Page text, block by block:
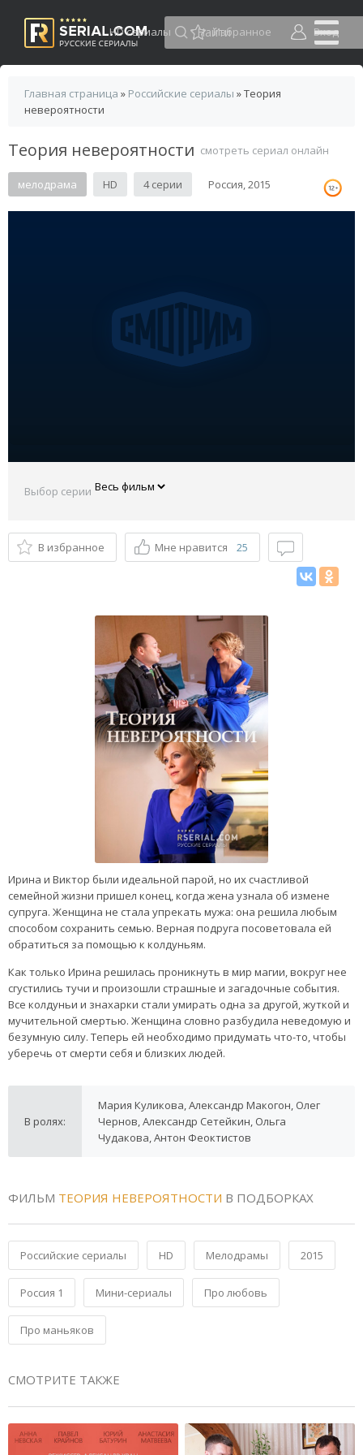
HD сериалы Избранное Вход
Главная страница » Российские сериалы » Теория
невероятности
Теория невероятности смотреть сериал онлайн
мелодрама HD 4 серии Россия, 2015
Выбор серии
В избранное Мне нравится 25
Ирина и Виктор были идеальной парой, но их счастливой
семейной жизни пришел конец, когда жена узнала об измене
супруга. Женщина не стала упрекать мужа: она решила любым
способом сохранить семью. Верная подруга посоветовала ей
обратиться за помощью к колдуньям.
Как только Ирина решилась проникнуть в мир магии, вокруг нее
сгустились тучи и произошли страшные и загадочные события.
Все колдуньи и знахарки стали умирать одна за другой, жуткой и
мучительной смертью. Женщина словно разбудила неведомую и
безумную силу. Теперь ей необходимо придумать что-то, чтобы
уберечь от смерти себя и близких людей.
В ролях:
Мария Куликова, Александр Макогон, Олег
Чернов, Александр Сетейкин, Ольга
Чудакова, Антон Феоктистов
ФИЛЬМ ТЕОРИЯ НЕВЕРОЯТНОСТИ В ПОДБОРКАХ
Российские сериалы HD Мелодрамы 2015
Россия 1 Мини-сериалы Про любовь
Про маньяков
СМОТРИТЕ ТАКЖЕ